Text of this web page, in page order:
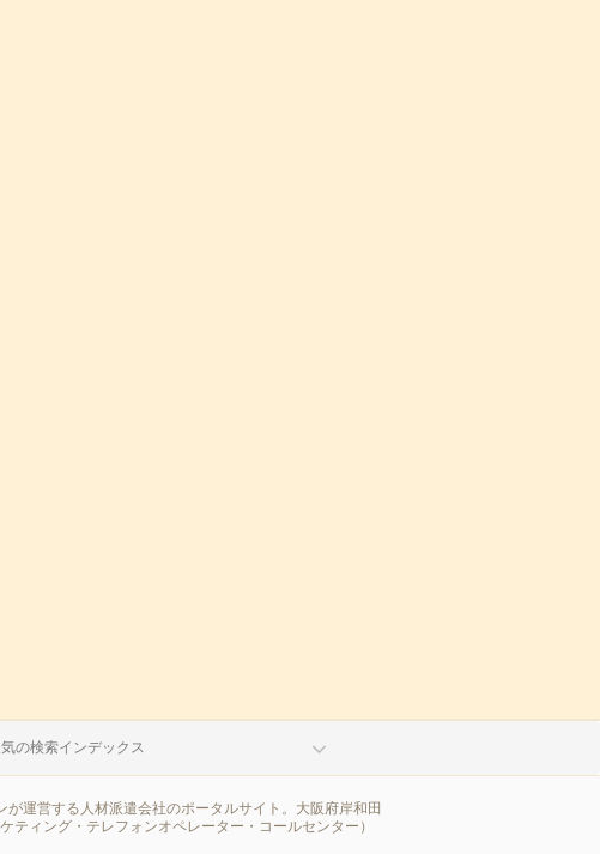
気の検索インデックス
運営する人材派遣会社のポータルサイト。大阪府岸和田
ィング・テレフォンオペレーター・コールセンター）